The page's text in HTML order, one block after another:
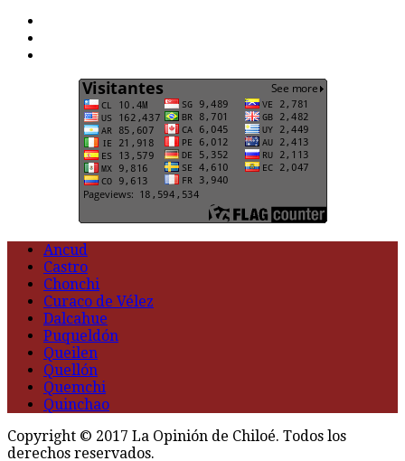
Ancud
Castro
Chonchi
Curaco de Vélez
Dalcahue
Puqueldón
Queilen
Quellón
Quemchi
Quinchao
Copyright © 2017 La Opinión de Chiloé. Todos los
derechos reservados.